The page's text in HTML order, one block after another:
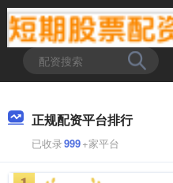
正规配资平台排行
已收录999+家平台